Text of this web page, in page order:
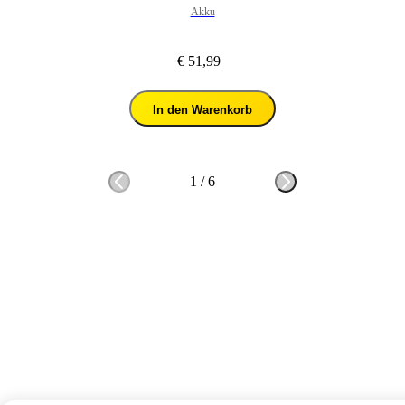
Akku
€ 51,99
In den Warenkorb
1 /6